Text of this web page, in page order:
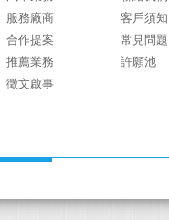
服務廠商
合作提案
推薦業務
徵文啟事
客戶須知
常見問題
許願池